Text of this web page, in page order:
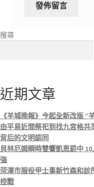
搜尋
近期文章
《羊城晚報》今起全新改版 “
由平易近間祭祀到找九宮格
背后的文明認同
貝林厄姆瞬時雙響凱恩罰中
強
菏澤市服役甲士事新竹森和
控戰